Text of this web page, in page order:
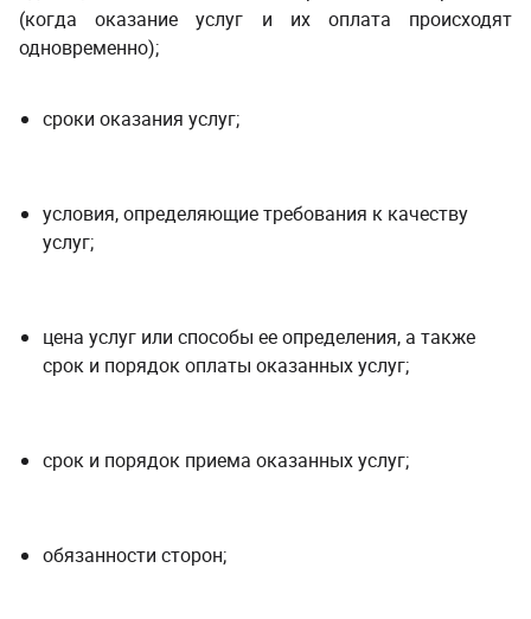
(когда оказание услуг и их оплата происходят
одновременно);
сроки оказания услуг;
условия, определяющие требования к качеству
услуг;
цена услуг или способы ее определения, а также
срок и порядок оплаты оказанных услуг;
срок и порядок приема оказанных услуг;
обязанности сторон;